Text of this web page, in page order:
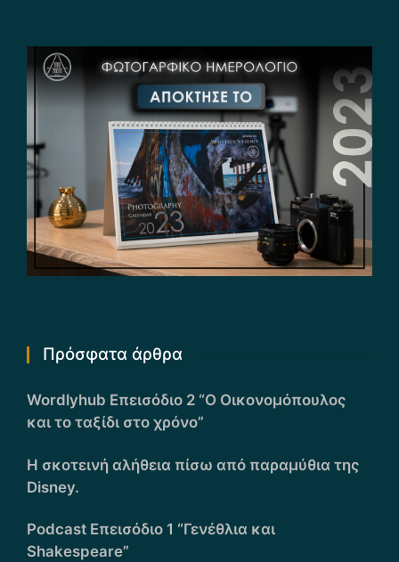
Πρόσφατα άρθρα
Wordlyhub Επεισόδιο 2 “Ο Οικονομόπουλος
και το ταξίδι στο χρόνο”
Η σκοτεινή αλήθεια πίσω από παραμύθια της
Disney.
Podcast Επεισόδιο 1 “Γενέθλια και
Shakespeare”